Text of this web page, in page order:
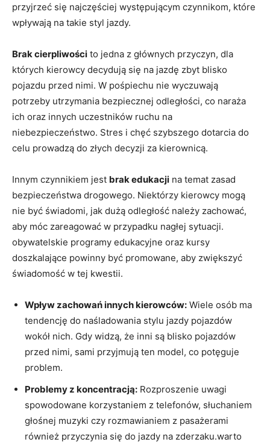
przyjrzeć się najczęściej występującym czynnikom, które
wpływają na takie styl jazdy.
Brak cierpliwości to jedna z głównych przyczyn, dla
których kierowcy decydują się na jazdę zbyt blisko
pojazdu przed nimi. W pośpiechu nie wyczuwają
potrzeby utrzymania bezpiecznej odległości, co naraża
ich oraz innych uczestników ruchu na
niebezpieczeństwo. Stres i chęć szybszego dotarcia do
celu prowadzą do złych decyzji za kierownicą.
Innym czynnikiem jest brak edukacji na temat zasad
bezpieczeństwa drogowego. Niektórzy kierowcy mogą
nie być świadomi, jak dużą odległość należy zachować,
aby móc zareagować w przypadku nagłej sytuacji.
obywatelskie programy edukacyjne oraz kursy
doszkalające powinny być promowane, aby zwiększyć
świadomość w tej kwestii.
Wpływ zachowań innych kierowców: Wiele osób ma
tendencję do naśladowania stylu jazdy pojazdów
wokół nich. Gdy widzą, że inni są blisko pojazdów
przed nimi, sami przyjmują ten model, co potęguje
problem.
Problemy z koncentracją: Rozproszenie uwagi
spowodowane korzystaniem z telefonów, słuchaniem
głośnej muzyki czy rozmawianiem z pasażerami
również przyczynia się do jazdy na zderzaku.warto